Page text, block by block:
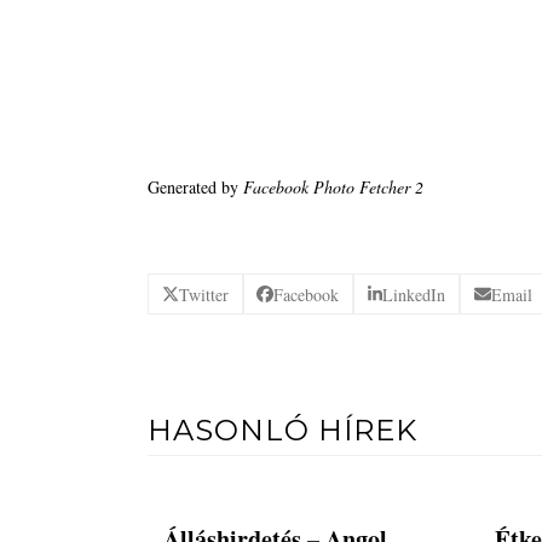
Generated by Facebook Photo Fetcher 2
Twitter Facebook LinkedIn Email
HASONLÓ HÍREK